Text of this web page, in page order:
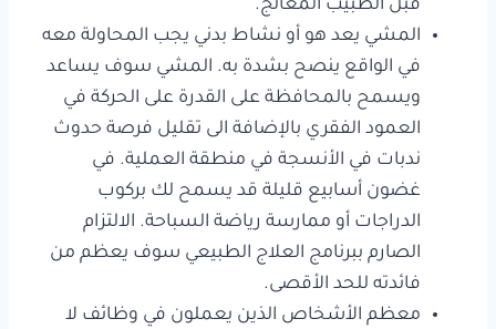
قبل الطبيب المعالج.
المشي يعد هو أو نشاط بدني يجب المحاولة معه
في الواقع ينصح بشدة به. المشي سوف يساعد
ويسمح بالمحافظة على القدرة على الحركة في
العمود الفقري بالإضافة الى تقليل فرصة حدوث
ندبات في الأنسجة في منطقة العملية. في
غضون أسابيع قليلة قد يسمح لك بركوب
الدراجات أو ممارسة رياضة السباحة. الالتزام
الصارم ببرنامج العلاج الطبيعي سوف يعظم من
فائدته للحد الأقصى.
معظم الأشخاص الذين يعملون في وظائف لا